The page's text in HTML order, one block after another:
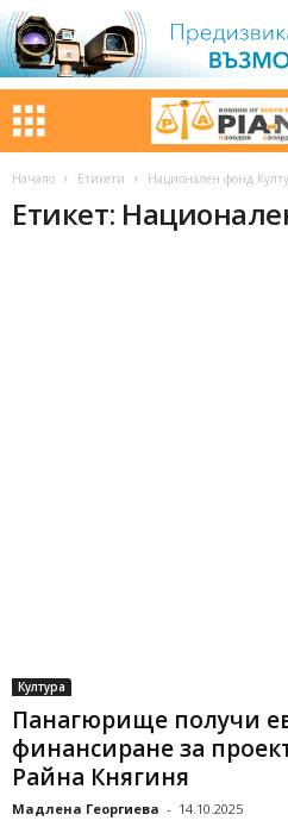
Начало Етикети Национален фонд
Етикет:
Култура
Панагюрище получи
финансиране за
Райна Княгиня
Мадлена Георгиева - 14.10.2025